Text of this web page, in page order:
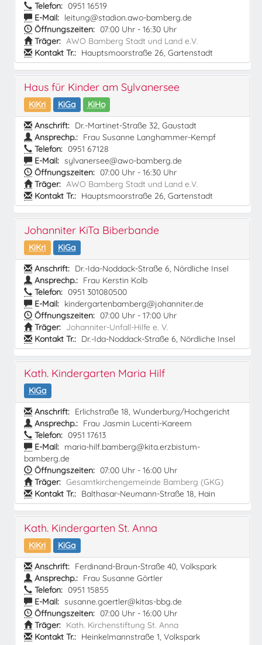
Telefon: 0951 16519
E-Mail: leitung@stadion.awo-bamberg.de
Öffnungszeiten: 07:00 Uhr - 16:30 Uhr
Träger: AWO Bamberg Stadt und Land e.V.
Kontakt Tr.: Hauptsmoorstraße 26, Gartenstadt
Haus für Kinder am Sylvanersee
KiKri KiGa
KiHo
Anschrift: Dr.-Martinet-Straße 32, Gaustadt
Ansprechp.: Frau Susanne Langhammer-Kempf
Telefon: 0951 67128
E-Mail: sylvanersee@awo-bamberg.de
Öffnungszeiten: 07:00 Uhr - 16:30 Uhr
Träger: AWO Bamberg Stadt und Land e.V.
Kontakt Tr.: Hauptsmoorstraße 26, Gartenstadt
Johanniter KiTa Biberbande
KiKri
KiGa
Anschrift: Dr.-Ida-Noddack-Straße 6, Nördliche Insel
Ansprechp.: Frau Kerstin Kolb
Telefon: 0951 301080500
E-Mail: kindergartenbamberg@johanniter.de
Öffnungszeiten: 07:00 Uhr - 17:00 Uhr
Träger: Johanniter-Unfall-Hilfe e. V.
Kontakt Tr.: Dr.-Ida-Noddack-Straße 6, Nördliche Insel
Kath. Kindergarten Maria Hilf
KiGa
Anschrift: Erlichstraße 18, Wunderburg/Hochgericht
Ansprechp.: Frau Jasmin Lucenti-Kareem
Telefon: 0951 17613
E-Mail: maria-hilf.bamberg@kita.erzbistum-
bamberg.de
Öffnungszeiten: 07:00 Uhr - 16:00 Uhr
Träger: Gesamtkirchengemeinde Bamberg (GKG)
Kontakt Tr.: Balthasar-Neumann-Straße 18, Hain
Kath. Kindergarten St. Anna
KiKri
KiGa
Anschrift: Ferdinand-Braun-Straße 40, Volkspark
Ansprechp.: Frau Susanne Görtler
Telefon: 0951 15855
E-Mail: susanne.goertler@kitas-bbg.de
Öffnungszeiten: 07:00 Uhr - 16:00 Uhr
Träger: Kath. Kirchenstiftung St. Anna
Kontakt Tr.: Heinkelmannstraße 1, Volkspark